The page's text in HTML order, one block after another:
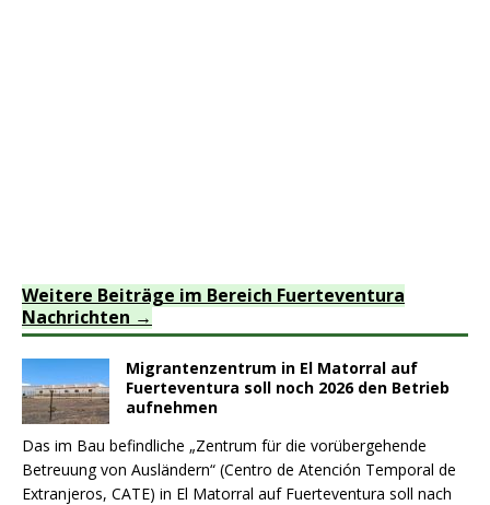
Weitere Beiträge im Bereich Fuerteventura
Nachrichten
Migrantenzentrum in El Matorral auf
Fuerteventura soll noch 2026 den Betrieb
aufnehmen
Das im Bau befindliche „Zentrum für die vorübergehende
Betreuung von Ausländern“ (Centro de Atención Temporal de
Extranjeros, CATE) in El Matorral auf Fuerteventura soll nach